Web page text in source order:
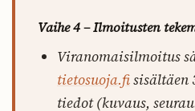
Vaihe 4 – Ilmoitusten
Viranomaisilmoitus
tietosuoja.fisisältäen
tiedot (kuvaus,